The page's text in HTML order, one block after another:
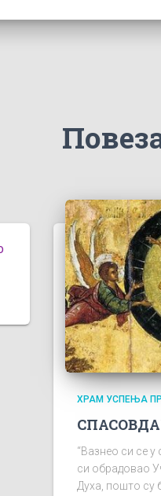
ХРАМ УСПЕЊА
“Вазнео си се
си обрадовао
Духа, пошто су